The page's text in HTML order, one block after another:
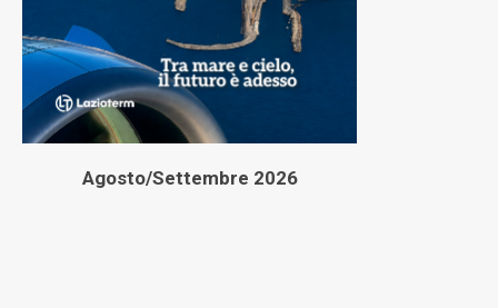
Agosto/Settembre 2026